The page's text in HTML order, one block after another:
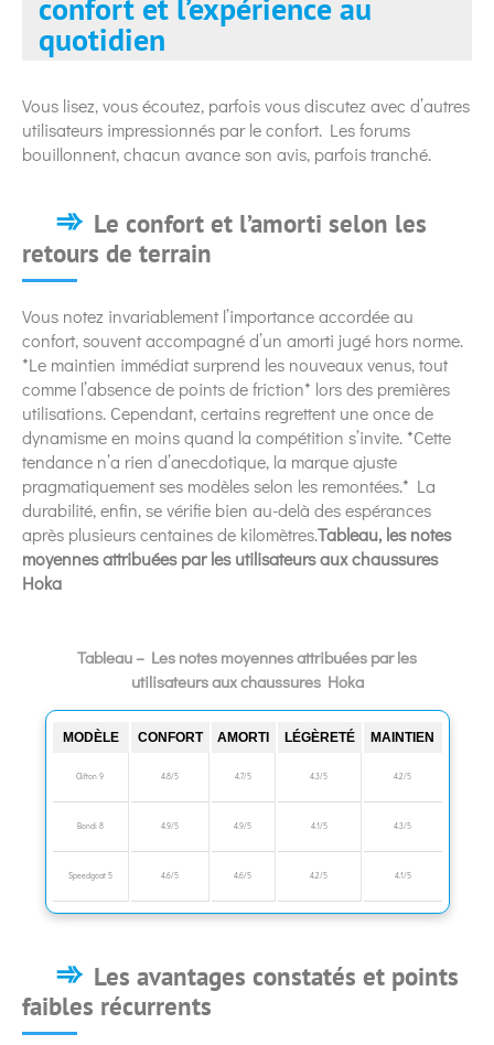
quotidien
Vous lisez, vous écoutez, parfois vous discutez avec d’autres
utilisateurs impressionnés par le confort. Les forums
bouillonnent, chacun avance son avis, parfois tranché.
Le confort et l’amorti selon les
retours de terrain
Vous notez invariablement l’importance accordée au
confort, souvent accompagné d’un amorti jugé hors norme.
*Le maintien immédiat surprend les nouveaux venus, tout
comme l’absence de points de friction* lors des premières
utilisations. Cependant, certains regrettent une once de
dynamisme en moins quand la compétition s’invite. *Cette
tendance n’a rien d’anecdotique, la marque ajuste
pragmatiquement ses modèles selon les remontées.* La
durabilité, enfin, se vérifie bien au-delà des espérances
après plusieurs centaines de kilomètres.Tableau, les notes
moyennes attribuées par les utilisateurs aux chaussures
Hoka
Tableau – Les notes moyennes attribuées par les
utilisateurs aux chaussures Hoka
MODÈLE CONFORT AMORTI LÉGÈRETÉ MAINTIEN
Clifton 9 4.8/5 4.7/5 4.3/5 4.2/5
Bondi 8 4.9/5 4.9/5 4.1/5 4.3/5
Speedgoat 5 4.6/5 4.6/5 4.2/5 4.1/5
Les avantages constatés et points
faibles récurrents